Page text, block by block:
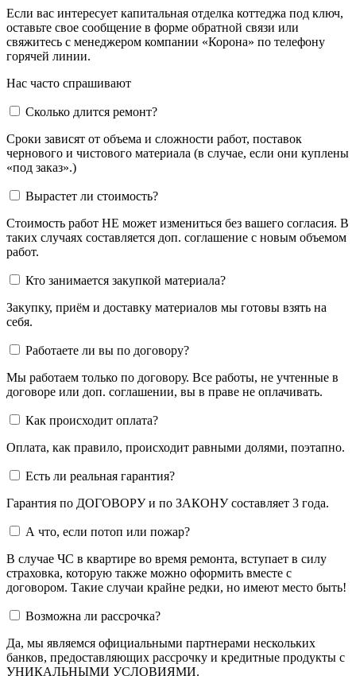
Если вас интересует капитальная отделка коттеджа под ключ,
оставьте свое сообщение в форме обратной связи или
свяжитесь с менеджером компании «Корона» по телефону
горячей линии.
Нас часто спрашивают
Сколько длится ремонт?
Сроки зависят от объема и сложности работ, поставок
чернового и чистового материала (в случае, если они куплены
«под заказ».)
Вырастет ли стоимость?
Стоимость работ НЕ может измениться без вашего согласия. В
таких случаях составляется доп. соглашение с новым объемом
работ.
Кто занимается закупкой материала?
Закупку, приём и доставку материалов мы готовы взять на
себя.
Работаете ли вы по договору?
Мы работаем только по договору. Все работы, не учтенные в
договоре или доп. соглашении, вы в праве не оплачивать.
Как происходит оплата?
Оплата, как правило, происходит равными долями, поэтапно.
Есть ли реальная гарантия?
Гарантия по ДОГОВОРУ и по ЗАКОНУ составляет 3 года.
А что, если потоп или пожар?
В случае ЧС в квартире во время ремонта, вступает в силу
страховка, которую также можно оформить вместе с
договором. Такие случаи крайне редки, но имеют место быть!
Возможна ли рассрочка?
Да, мы являемся официальными партнерами нескольких
банков, предоставляющих рассрочку и кредитные продукты с
УНИКАЛЬНЫМИ УСЛОВИЯМИ.